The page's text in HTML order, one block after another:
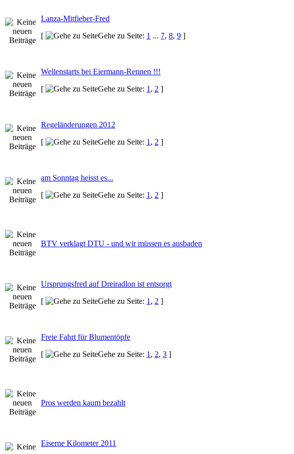
Lanza-Mitfieber-Fred
[
Gehe zu Seite: 1 ... 7, 8, 9 ]
Wellenstarts bei Eiermann-Rennen !!!
[
Gehe zu Seite: 1 , 2 ]
Regeländerungen 2012
[
Gehe zu Seite: 1 , 2 ]
am Sonntag heisst es...
[
Gehe zu Seite: 1 , 2 ]
BTV verklagt DTU - und wir müssen es ausbaden
Ursprungsfred auf Dreiradlon ist entsorgt
[
Gehe zu Seite: 1 , 2 ]
Freie Fahrt für Blumentöpfe
[
Gehe zu Seite: 1 , 2, 3 ]
Pros werden kaum bezahlt
Eiserne Kilometer 2011